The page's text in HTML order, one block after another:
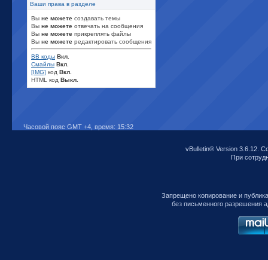
Ваши права в разделе
Вы не можете создавать темы
Вы не можете отвечать на сообщения
Вы не можете прикреплять файлы
Вы не можете редактировать сообщения
BB коды Вкл.
Смайлы Вкл.
[IMG] код Вкл.
HTML код Выкл.
Часовой пояс GMT +4, время: 15:32
vBulletin® Version 3.6.12.
При
Запрещено копирование и
без письменного разрешения